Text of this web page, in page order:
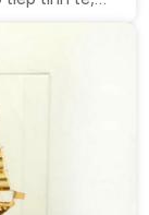
không phải
lại nhiều giá
lâu dài